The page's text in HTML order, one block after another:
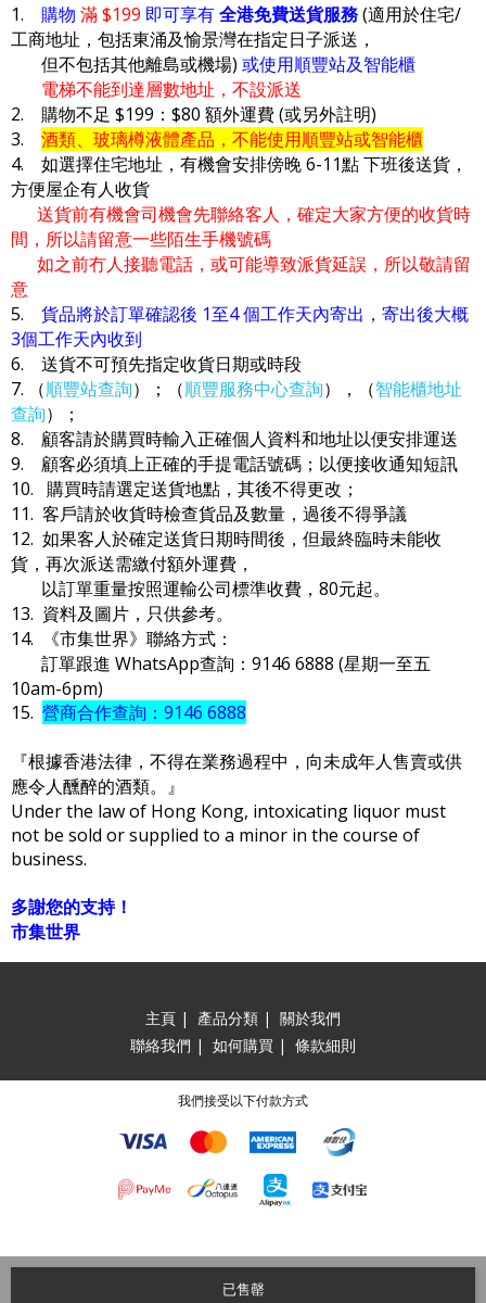
已售罄
1. 購物 滿 $199 即可享有全港免費送貨服務(適用於住宅/
工商地址，包括東涌及愉景灣在指定日子派送，
但不包括其他離島或機場) 或使用順豐站及智能櫃
電梯不能到達層數地址，不設派送
2. 購物不足 $199：$80 額外運費 (或另外註明)
3. 酒類、玻璃樽液體產品，不能使用順豐站或智能櫃
4. 如選擇住宅地址，有機會安排傍晚 6-11點 下班後送貨，
方便屋企有人收貨
送貨前有機會司機會先聯絡客人，確定大家方便的收貨時
間，所以請留意一些陌生手機號碼
如之前冇人接聽電話，或可能導致派貨延誤，所以敬請留
意
5. 貨品將於訂單確認後 1至4 個工作天內寄出，寄出後大概
3個工作天內收到
6. 送貨不可預先指定收貨日期或時段
7. （順豐站查詢）；（順豐服務中心查詢），（智能櫃地址
查詢）；
8. 顧客請於購買時輸入正確個人資料和地址以便安排運送
9. 顧客必須填上正確的手提電話號碼；以便接收通知短訊
10. 購買時請選定送貨地點，其後不得更改；
11. 客戶請於收貨時檢查貨品及數量，過後不得爭議
12. 如果客人於確定送貨日期時間後，但最終臨時未能收
貨，再次派送需繳付額外運費，
以訂單重量按照運輸公司標準收費，80元起。
13. 資料及圖片，只供參考。
14. 《市集世界》聯絡方式：
訂單跟進 WhatsApp查詢：9146 6888 (星期一至五
10am-6pm)
15. 營商合作查詢：9146 6888
『根據香港法律，不得在業務過程中，向未成年人售賣或供
應令人醺醉的酒類。』
Under the law of Hong Kong, intoxicating liquor must
not be sold or supplied to a minor in the course of
business.
多謝您的支持！
市集世界
主頁 | 產品分類 | 關於我們
聯絡我們 | 如何購買 | 條款細則
我們接受以下付款方式